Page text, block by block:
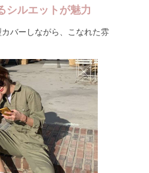
シルエットが魅力
バーしながら、こなれた雰